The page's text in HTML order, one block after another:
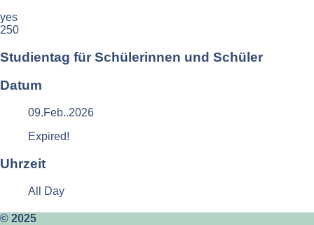
yes
250
Studientag für Schülerinnen und Schüler
Datum
09.Feb..2026
Expired!
Uhrzeit
All Day
© 2025